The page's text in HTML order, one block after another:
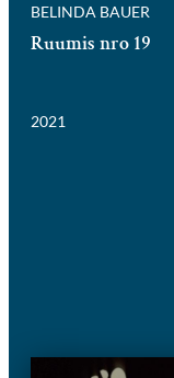
BELINDA BAUER
Ruumis nro 19
2021